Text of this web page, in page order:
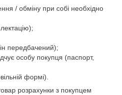
/ обміну при собі необхідно
передбачений);
особу покупця (паспорт,
формі).
розрахунки з покупцем